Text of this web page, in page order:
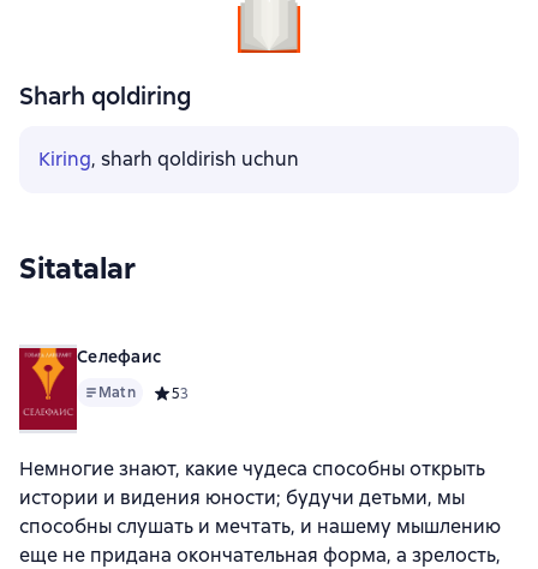
Sharh qoldiring
Kiring, sharh qoldirish uchun
Sitatalar
Селефаис
Matn Средний рейтинг 5 на основе 3 оценок
53
Немногие знают, какие чудеса способны открыть
истории и видения юности; будучи детьми, мы
способны слушать и мечтать, и нашему мышлению
еще не придана окончательная форма, а зрелость,